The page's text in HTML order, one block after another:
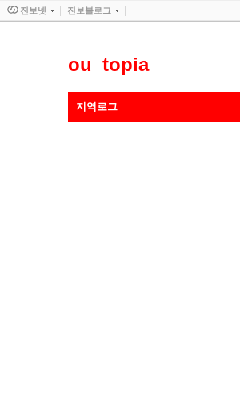
ou_topia
지역로그
진보넷 진보블로그